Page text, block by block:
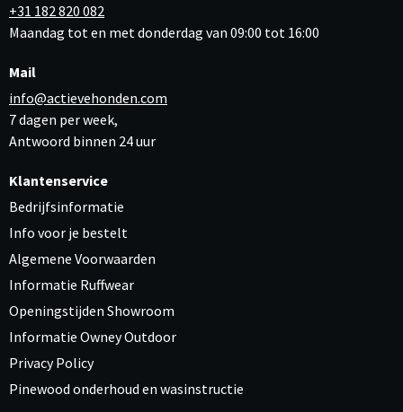
+31 182 820 082
Maandag tot en met donderdag van 09:00 tot 16:00
Mail
info@actievehonden.com
7 dagen per week,
Antwoord binnen 24 uur
Klantenservice
Bedrijfsinformatie
Info voor je bestelt
Algemene Voorwaarden
Informatie Ruffwear
Openingstijden Showroom
Informatie Owney Outdoor
Privacy Policy
Pinewood onderhoud en wasinstructie